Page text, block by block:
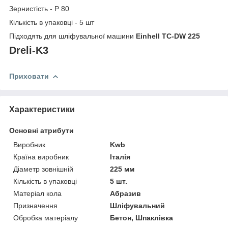
Зернистість - Р 80
Кількість в упаковці - 5 шт
Підходять для шліфувальної машини Einhell TC-DW 225
Dreli-K3
Приховати
Характеристики
Основні атрибути
Виробник
Kwb
Країна виробник
Італія
Діаметр зовнішній
225 мм
Кількість в упаковці
5 шт.
Матеріал кола
Абразив
Призначення
Шліфувальний
Обробка матеріалу
Бетон, Шпаклівка